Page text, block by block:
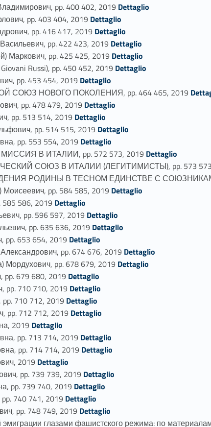
pp. 400 402, 2019 Dettaglio
pp. 403 404, 2019 Link identifier #identifier_person_98867-61
Dettaglio
pp. 416 417, 2019 Link identifier #identifier_person_188465-62
Dettaglio
pp. 422 423, 2019 Link identifier #identifier_person_196969-63
Dettaglio
Маркович, pp. 425 425, 2019 Link identifier #identifier_person_159285-64
Dettaglio
Russi), pp. 450 452, 2019 Link identifier #identifier_person_195138-65
Dettaglio
pp. 453 454, 2019 Link identifier #identifier_person_47619-66
Dettaglio
СОЮЗ НОВОГО ПОКОЛЕНИЯ, pp. 464 465, 2019 Link identifier #identifier_person_67770-67
pp. 478 479, 2019 Link identifier #identifier_person_51692-68
Dettaglio
pp. 513 514, 2019 Link identifier #identifier_person_93068-69
Dettaglio
pp. 514 515, 2019 Link identifier #identifier_person_30972-70
Dettaglio
pp. 553 554, 2019 Link identifier #identifier_person_94864-71
Dettaglio
В ИТАЛИИ, pp. 572 573, 2019 Link identifier #identifier_person_24186-72
Dettaglio
СОЮЗ В ИТАЛИИ (ЛЕГИТИМИСТЫ), pp. 573
РОДИНЫ В ТЕСНОМ ЕДИНСТВЕ С
pp. 584 585, 2019 Link identifier #identifier_person_108694-75
Dettaglio
585 586, 2019 Link identifier #identifier_person_123836-76
Dettaglio
pp. 596 597, 2019 Link identifier #identifier_person_19115-77
Dettaglio
pp. 635 636, 2019 Link identifier #identifier_person_15123-78
Dettaglio
pp. 653 654, 2019 Link identifier #identifier_person_86784-79
Dettaglio
pp. 674 676, 2019 Link identifier #identifier_person_171122-80
Dettaglio
pp. 678 679, 2019 Link identifier #identifier_person_179469-81
Dettaglio
679 680, 2019 Link identifier #identifier_person_189124-82
Dettaglio
pp. 710 710, 2019 Link identifier #identifier_person_53456-83
Dettaglio
710 712, 2019 Link identifier #identifier_person_21000-84
Dettaglio
pp. 712 712, 2019 Link identifier #identifier_person_66101-85
Dettaglio
2019 Link identifier #identifier_person_126202-86
Dettaglio
pp. 713 714, 2019 Link identifier #identifier_person_126382-87
Dettaglio
pp. 714 714, 2019 Link identifier #identifier_person_152196-88
Dettaglio
2019 Link identifier #identifier_person_33798-89
Dettaglio
pp. 739 739, 2019 Link identifier #identifier_person_197054-90
Dettaglio
pp. 739 740, 2019 Link identifier #identifier_person_165921-91
Dettaglio
740 741, 2019 Link identifier #identifier_person_143718-92
Dettaglio
pp. 748 749, 2019 Link identifier #identifier_person_36164-93
Dettaglio
эмиграции глазами фашистского режима: по